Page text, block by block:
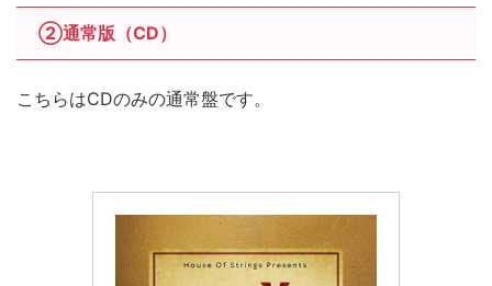
②通常版（CD）
こちらはCDのみの通常盤です。